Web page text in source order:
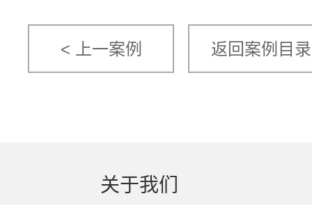
< 上一案例 返回案例目录
关于我们